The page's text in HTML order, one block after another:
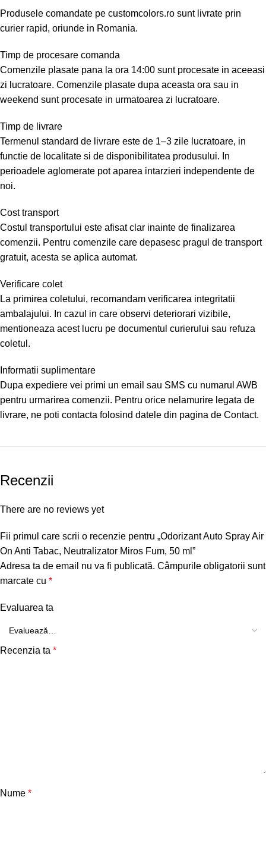
Produsele comandate pe customcolors.ro sunt livrate prin
curier rapid, oriunde in Romania.
Timp de procesare comanda
Comenzile plasate pana la ora 14:00 sunt procesate in aceeasi
zi lucratoare. Comenzile plasate dupa aceasta ora sau in
weekend sunt procesate in urmatoarea zi lucratoare.
Timp de livrare
Termenul standard de livrare este de 1–3 zile lucratoare, in
functie de localitate si de disponibilitatea produsului. In
perioadele aglomerate pot aparea intarzieri independente de
noi.
Cost transport
Costul transportului este afisat clar inainte de finalizarea
comenzii. Pentru comenzile care depasesc pragul de transport
gratuit, acesta se aplica automat.
Verificare colet
La primirea coletului, recomandam verificarea integritatii
ambalajului. In cazul in care observi deteriorari vizibile,
mentioneaza acest lucru pe documentul curierului sau refuza
coletul.
Informatii suplimentare
Dupa expediere vei primi un email sau SMS cu numarul AWB
pentru urmarirea comenzii. Pentru orice nelamurire legata de
livrare, ne poti contacta folosind datele din pagina de Contact.
Recenzii
There are no reviews yet
Fii primul care scrii o recenzie pentru „Odorizant Auto Spray Air
On Anti Tabac, Neutralizator Miros Fum, 50 ml”
Adresa ta de email nu va fi publicată. Câmpurile obligatorii sunt
marcate cu *
Evaluarea ta
Recenzia ta *
Nume *